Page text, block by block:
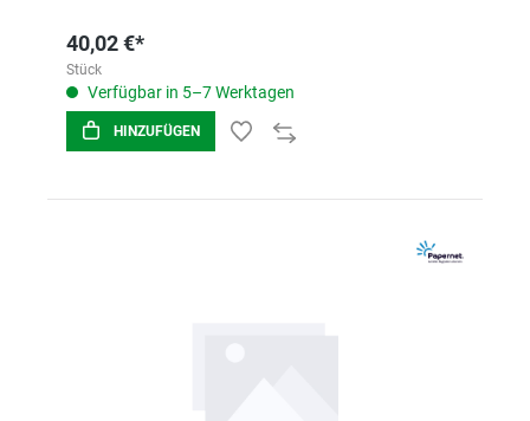
40,02 €*
Stück
Verfügbar in 5–7 Werktagen
HINZUFÜGEN